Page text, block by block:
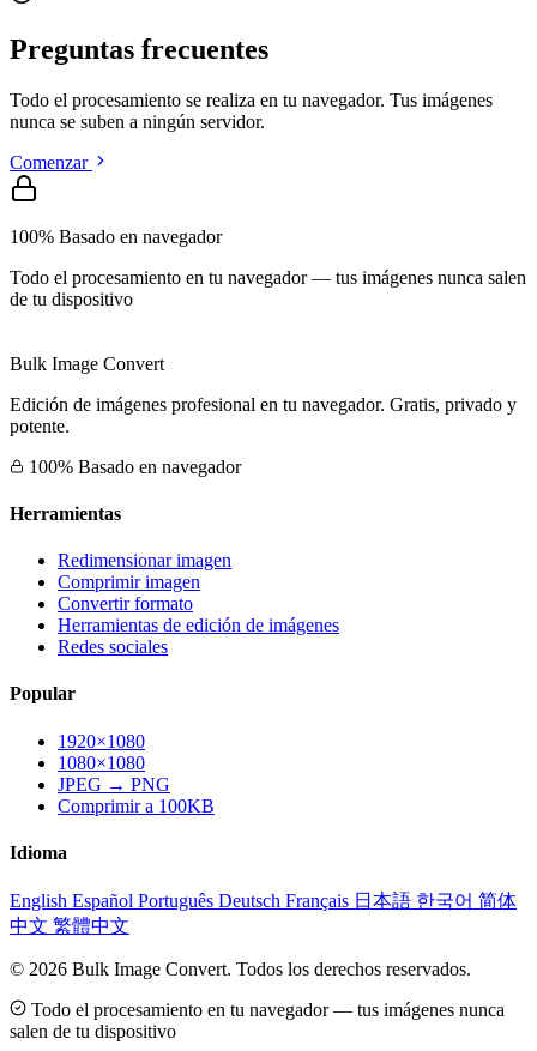
Preguntas frecuentes
Todo el procesamiento se realiza en tu navegador. Tus imágenes
nunca se suben a ningún servidor.
Comenzar
100% Basado en navegador
Todo el procesamiento en tu navegador — tus imágenes nunca salen
de tu dispositivo
Bulk Image Convert
Edición de imágenes profesional en tu navegador. Gratis, privado y
potente.
100% Basado en navegador
Herramientas
Redimensionar imagen
Comprimir imagen
Convertir formato
Herramientas de edición de imágenes
Redes sociales
Popular
1920×1080
1080×1080
JPEG → PNG
Comprimir a 100KB
Idioma
English Español Português Deutsch Français 日本語 한국어 简体
中文 繁體中文
© 2026 Bulk Image Convert. Todos los derechos reservados.
Todo el procesamiento en tu navegador — tus imágenes nunca
salen de tu dispositivo